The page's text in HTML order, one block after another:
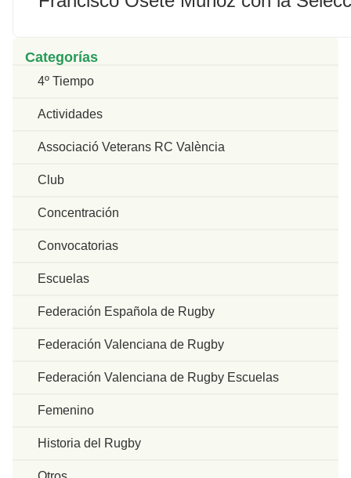
Categorías
4º Tiempo
Actividades
Associació Veterans RC València
Club
Concentración
Convocatorias
Escuelas
Federación Española de Rugby
Federación Valenciana de Rugby
Federación Valenciana de Rugby Escuelas
Femenino
Historia del Rugby